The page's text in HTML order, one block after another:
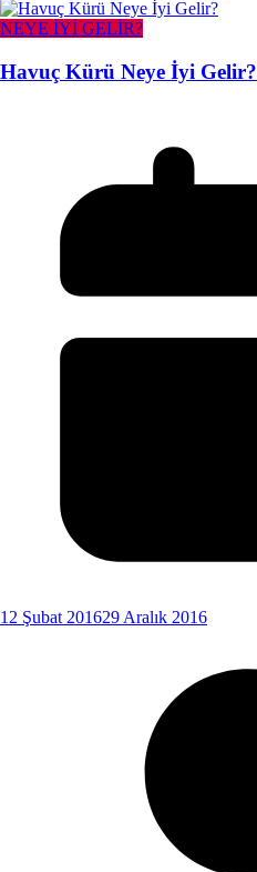
NEYE İYİ GELİR?
Havuç Kürü Neye İyi Gelir?
12 Şubat 201629 Aralık 2016